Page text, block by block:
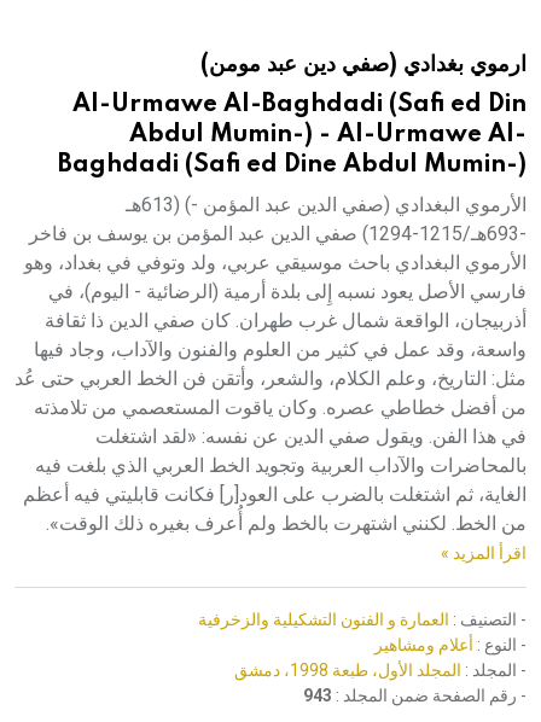
ارموي بغدادي (صفي دين عبد مومن)
Al-Urmawe Al-Baghdadi (Safi ed Din
Abdul Mumin-) - Al-Urmawe Al-
Baghdadi (Safi ed Dine Abdul Mumin-)
الأرموي البغدادي (صفي الدين عبد المؤمن -) (613هـ
-693هـ/1215-1294) صفي الدين عبد المؤمن بن يوسف بن فاخر
الأرموي البغدادي باحث موسيقي عربي، ولد وتوفي في بغداد، وهو
فارسي الأصل يعود نسبه إِلى بلدة أرمية (الرضائية - اليوم)، في
أذربيجان، الواقعة شمال غرب طهران. كان صفي الدين ذا ثقافة
واسعة، وقد عمل في كثير من العلوم والفنون والآداب، وجاد فيها
مثل: التاريخ، وعلم الكلام، والشعر، وأتقن فن الخط العربي حتى عُد
من أفضل خطاطي عصره. وكان ياقوت المستعصمي من تلامذته
في هذا الفن. ويقول صفي الدين عن نفسه: «لقد اشتغلت
بالمحاضرات والآداب العربية وتجويد الخط العربي الذي بلغت فيه
الغاية، ثم اشتغلت بالضرب على العود[ر] فكانت قابليتي فيه أعظم
من الخط. لكنني اشتهرت بالخط ولم أُعرف بغيره ذلك الوقت».
اقرأ المزيد »
- التصنيف : العمارة و الفنون التشكيلية والزخرفية
- النوع : أعلام ومشاهير
- المجلد : المجلد الأول، طبعة 1998، دمشق
- رقم الصفحة ضمن المجلد : 943